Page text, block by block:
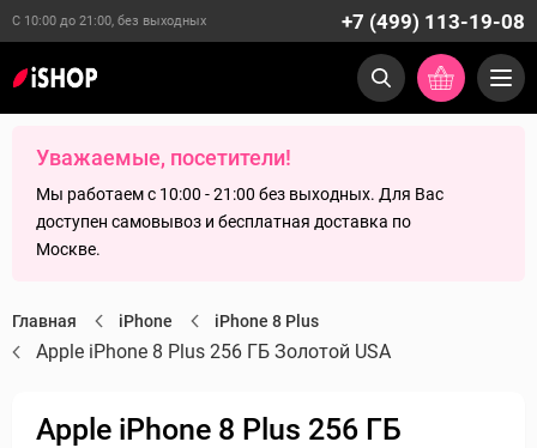
С 10:00 до 21:00, без выходных +7 (499) 113-19-08
Уважаемые, посетители!
Мы работаем с 10:00 - 21:00 без выходных. Для Вас
доступен самовывоз и бесплатная доставка по
Москве.
Главная iPhone iPhone 8 Plus
Apple iPhone 8 Plus 256 ГБ Золотой USA
Apple iPhone 8 Plus 256 ГБ